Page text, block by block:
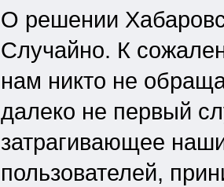
О решении
Случайно. К
нам никто не
далеко не первый
затрагивающее
пользователей,